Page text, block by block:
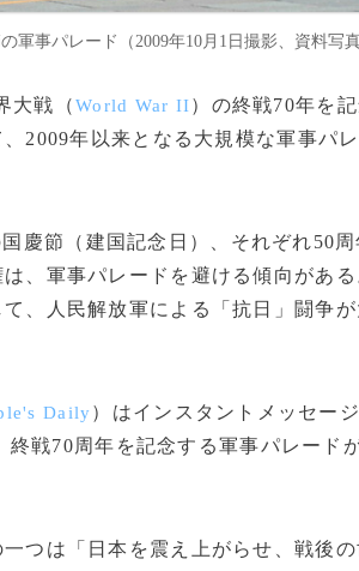
軍事パレード（2009年10月1日撮影、資料写
大戦（World War II）の終戦70年を
2009年以来となる大規模な軍事パ
慶節（建国記念日）、それぞれ50
、軍事パレードを避ける傾向があ
、人民解放軍による「抗日」闘争
Daily）はインスタントメッセー
終戦70周年を記念する軍事パレード
つは「日本を震え上がらせ、戦後の